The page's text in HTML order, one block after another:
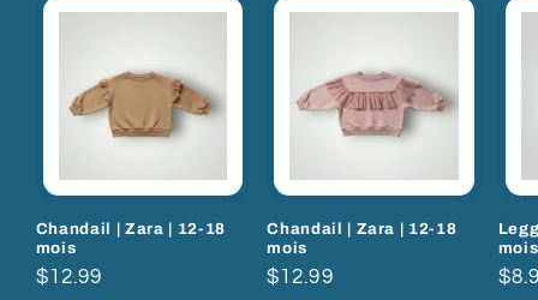
Chandail | Zara | 12-18
mois
Prix
$12.99
Chandail | Zara | 12-18
mois
Prix
$12.99
mois
Prix